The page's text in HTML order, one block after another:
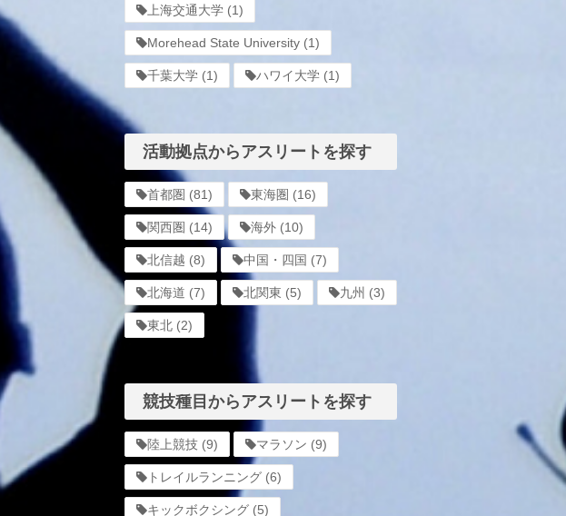
上海交通大学 (1)
Morehead State University (1)
千葉大学 (1) ハワイ大学 (1)
活動拠点からアスリートを探す
首都圏 (81) 東海圏 (16)
関西圏 (14) 海外 (10)
北信越 (8) 中国・四国 (7)
北海道 (7) 北関東 (5) 九州 (3)
東北 (2)
競技種目からアスリートを探す
陸上競技 (9) マラソン (9)
トレイルランニング (6)
キックボクシング (5)